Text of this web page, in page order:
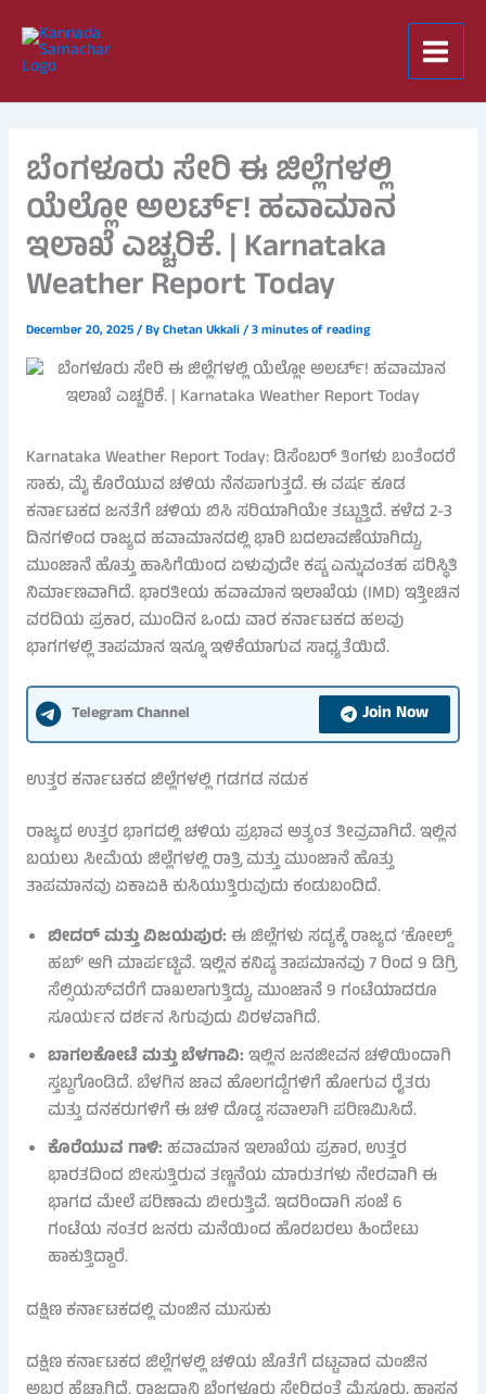
content
ಬೆಂಗಳೂರು ಸೇರಿ ಈ ಜಿಲ್ಲೆಗಳಲ್ಲಿ
ಯೆಲ್ಲೋ ಅಲರ್ಟ್! ಹವಾಮಾನ
ಇಲಾಖೆ ಎಚ್ಚರಿಕೆ. | Karnataka
Weather Report Today
December 20, 2025/ ByChetan Ukkali/3 minutes of reading
Karnataka Weather Report Today: ಡಿಸೆಂಬರ್ ತಿಂಗಳು ಬಂತೆಂದರೆ
ಸಾಕು, ಮೈ ಕೊರೆಯುವ ಚಳಿಯ ನೆನಪಾಗುತ್ತದೆ. ಈ ವರ್ಷ ಕೂಡ
ಕರ್ನಾಟಕದ ಜನತೆಗೆ ಚಳಿಯ ಬಿಸಿ ಸರಿಯಾಗಿಯೇ ತಟ್ಟುತ್ತಿದೆ. ಕಳೆದ 2-3
ದಿನಗಳಿಂದ ರಾಜ್ಯದ ಹವಾಮಾನದಲ್ಲಿ ಭಾರಿ ಬದಲಾವಣೆಯಾಗಿದ್ದು,
ಮುಂಜಾನೆ ಹೊತ್ತು ಹಾಸಿಗೆಯಿಂದ ಏಳುವುದೇ ಕಷ್ಟ ಎನ್ನುವಂತಹ ಪರಿಸ್ಥಿತಿ
ನಿರ್ಮಾಣವಾಗಿದೆ. ಭಾರತೀಯ ಹವಾಮಾನ ಇಲಾಖೆಯ (IMD) ಇತ್ತೀಚಿನ
ವರದಿಯ ಪ್ರಕಾರ, ಮುಂದಿನ ಒಂದು ವಾರ ಕರ್ನಾಟಕದ ಹಲವು
ಭಾಗಗಳಲ್ಲಿ ತಾಪಮಾನ ಇನ್ನೂ ಇಳಿಕೆಯಾಗುವ ಸಾಧ್ಯತೆಯಿದೆ.
Telegram Channel Join Now
ಉತ್ತರ ಕರ್ನಾಟಕದ ಜಿಲ್ಲೆಗಳಲ್ಲಿ ಗಡಗಡ ನಡುಕ
ರಾಜ್ಯದ ಉತ್ತರ ಭಾಗದಲ್ಲಿ ಚಳಿಯ ಪ್ರಭಾವ ಅತ್ಯಂತ ತೀವ್ರವಾಗಿದೆ. ಇಲ್ಲಿನ
ಬಯಲು ಸೀಮೆಯ ಜಿಲ್ಲೆಗಳಲ್ಲಿ ರಾತ್ರಿ ಮತ್ತು ಮುಂಜಾನೆ ಹೊತ್ತು
ತಾಪಮಾನವು ಏಕಾಏಕಿ ಕುಸಿಯುತ್ತಿರುವುದು ಕಂಡುಬಂದಿದೆ.
ಬೀದರ್ ಮತ್ತು ವಿಜಯಪುರ:ಈ ಜಿಲ್ಲೆಗಳು ಸದ್ಯಕ್ಕೆ ರಾಜ್ಯದ ‘ಕೋಲ್ಡ್
ಹಬ್’ ಆಗಿ ಮಾರ್ಪಟ್ಟಿವೆ. ಇಲ್ಲಿನ ಕನಿಷ್ಠ ತಾಪಮಾನವು 7 ರಿಂದ 9 ಡಿಗ್ರಿ
ಸೆಲ್ಸಿಯಸ್‌ವರೆಗೆ ದಾಖಲಾಗುತ್ತಿದ್ದು, ಮುಂಜಾನೆ 9 ಗಂಟೆಯಾದರೂ
ಸೂರ್ಯನ ದರ್ಶನ ಸಿಗುವುದು ವಿರಳವಾಗಿದೆ.
ಬಾಗಲಕೋಟೆ ಮತ್ತು ಬೆಳಗಾವಿ:ಇಲ್ಲಿನ ಜನಜೀವನ ಚಳಿಯಿಂದಾಗಿ
ಸ್ತಬ್ದಗೊಂಡಿದೆ. ಬೆಳಗಿನ ಜಾವ ಹೊಲಗದ್ದೆಗಳಿಗೆ ಹೋಗುವ ರೈತರು
ಮತ್ತು ದನಕರುಗಳಿಗೆ ಈ ಚಳಿ ದೊಡ್ಡ ಸವಾಲಾಗಿ ಪರಿಣಮಿಸಿದೆ.
ಕೊರೆಯುವ ಗಾಳಿ:ಹವಾಮಾನ ಇಲಾಖೆಯ ಪ್ರಕಾರ, ಉತ್ತರ
ಭಾರತದಿಂದ ಬೀಸುತ್ತಿರುವ ತಣ್ಣನೆಯ ಮಾರುತಗಳು ನೇರವಾಗಿ ಈ
ಭಾಗದ ಮೇಲೆ ಪರಿಣಾಮ ಬೀರುತ್ತಿವೆ. ಇದರಿಂದಾಗಿ ಸಂಜೆ 6
ಗಂಟೆಯ ನಂತರ ಜನರು ಮನೆಯಿಂದ ಹೊರಬರಲು ಹಿಂದೇಟು
ಹಾಕುತ್ತಿದ್ದಾರೆ.
ದಕ್ಷಿಣ ಕರ್ನಾಟಕದಲ್ಲಿ ಮಂಜಿನ ಮುಸುಕು
ದಕ್ಷಿಣ ಕರ್ನಾಟಕದ ಜಿಲ್ಲೆಗಳಲ್ಲಿ ಚಳಿಯ ಜೊತೆಗೆ ದಟ್ಟವಾದ ಮಂಜಿನ